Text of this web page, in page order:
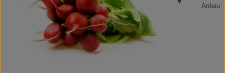
Alles Andere
Jungpflanzen
, Herkunft:Anbau